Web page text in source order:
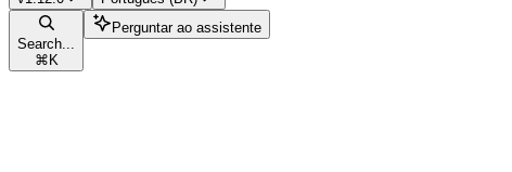
Search...
⌘ K
Perguntar ao assistente